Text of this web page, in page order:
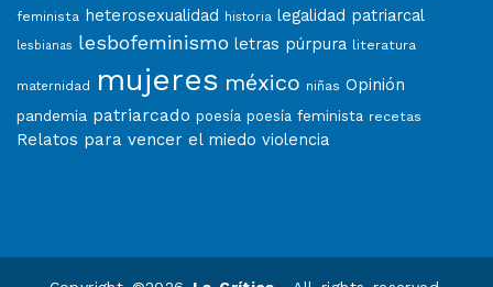
feminista heterosexualidad historia legalidad patriarcal
lesbianas lesbofeminismo letras púrpura literatura
maternidad mujeres méxico niñas Opinión
pandemia patriarcado poesía poesía feminista recetas
Relatos para vencer el miedo violencia